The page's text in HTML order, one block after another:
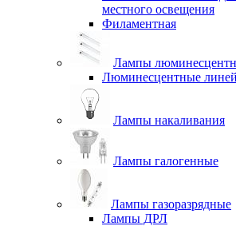
местного освещения
Филаментная
Лампы
Люминесцентные
Лампы накаливания
Лампы галогенные
Лампы газоразрядные
Лампы ДРЛ